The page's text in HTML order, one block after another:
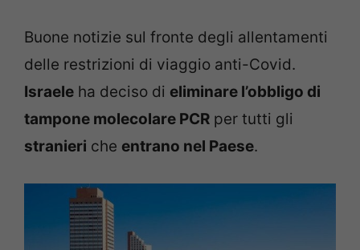
Buone notizie sul fronte degli allentamenti
delle restrizioni di viaggio anti-Covid.
Israele ha deciso di eliminare l’obbligo di
tampone molecolare PCR per tutti gli
stranieri che entrano nel Paese.